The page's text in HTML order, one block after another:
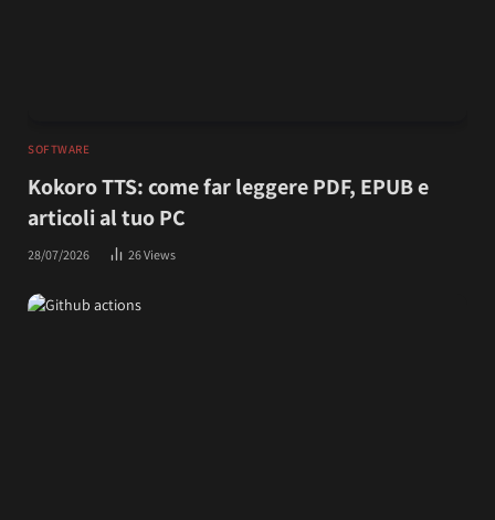
SOFTWARE
Kokoro TTS: come far leggere PDF, EPUB e
articoli al tuo PC
28/07/2026 26Views